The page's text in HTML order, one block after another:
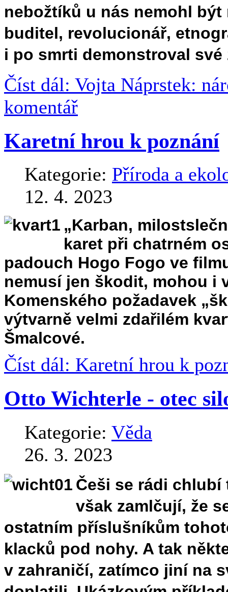
nebožtíků u nás nemohl
buditel, revolucionář,
i po smrti demonstroval
Číst dál: Vojta Náprstek:
komentář
Karetní hrou k poznání
Kategorie: Příroda a
12. 4. 2023
„Karban,
karet při chatrném
padouch Hogo Fogo ve
nemusí jen škodit, mohou i
Komenského požadavek
výtvarně velmi zdařilém
Šmalcové.
Číst dál: Karetní hrou k
Otto Wichterle - otec
Kategorie: Věda
26. 3. 2023
Češi se rádi
však zamlčují, že
ostatním příslušníkům
klacků pod nohy. A tak
v zahraničí, zatímco jiní na